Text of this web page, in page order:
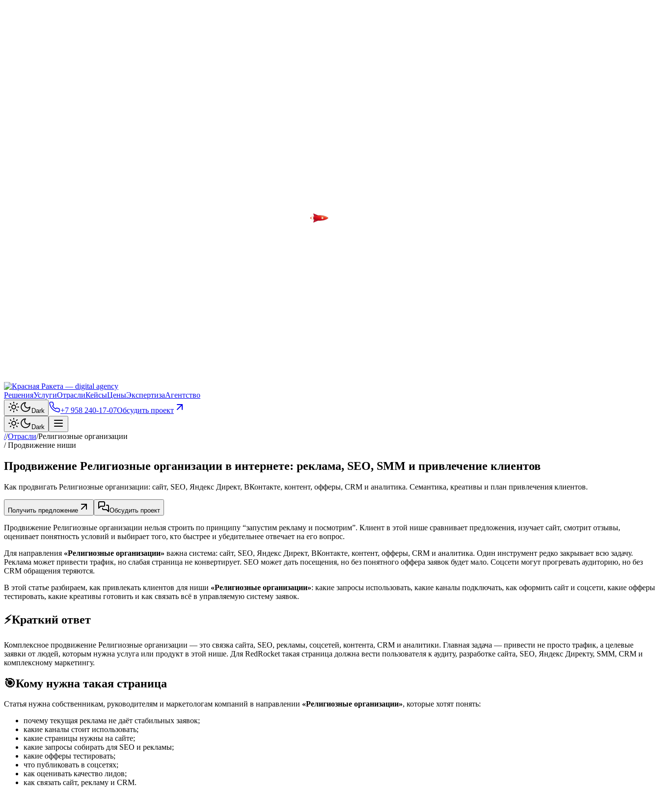
РешенияУслугиОтраслиКейсыЦеныЭкспертизаАгентство
Dark +7 958 240‑17‑07Обсудить проект
Dark
//Отрасли/Религиозные организации
/ Продвижение ниши
Продвижение Религиозные организации в интернете: реклама, SEO, SMM и привлечение клиентов
Как продвигать Религиозные организации: сайт, SEO, Яндекс Директ, ВКонтакте, контент, офферы, CRM и аналитика. Семантика, креативы и план привлечения клиентов.
Получить предложение Обсудить проект
Продвижение Религиозные организации нельзя строить по принципу “запустим рекламу и посмотрим”. Клиент в этой нише сравнивает предложения, изучает сайт, смотрит отзывы,
оценивает понятность условий и выбирает того, кто быстрее и убедительнее отвечает на его вопрос.
Для направления «Религиозные организации» важна система: сайт, SEO, Яндекс Директ, ВКонтакте, контент, офферы, CRM и аналитика. Один инструмент редко закрывает всю задачу.
Реклама может привести трафик, но слабая страница не конвертирует. SEO может дать посещения, но без понятного оффера заявок будет мало. Соцсети могут прогревать аудиторию, но без
CRM обращения теряются.
В этой статье разбираем, как привлекать клиентов для ниши «Религиозные организации»: какие запросы использовать, какие каналы подключать, как оформить сайт и соцсети, какие офферы
тестировать, какие креативы готовить и как связать всё в управляемую систему заявок.
⚡Краткий ответ
Комплексное продвижение Религиозные организации — это связка сайта, SEO, рекламы, соцсетей, контента, CRM и аналитики. Главная задача — привести не просто трафик, а целевые
заявки от людей, которым нужна услуга или продукт в этой нише. Для RedRocket такая страница должна вести пользователя к аудиту, разработке сайта, SEO, Яндекс Директу, SMM, CRM и
комплексному маркетингу.
🎯Кому нужна такая страница
Статья нужна собственникам, руководителям и маркетологам компаний в направлении «Религиозные организации», которые хотят понять:
почему текущая реклама не даёт стабильных заявок;
какие каналы стоит использовать;
какие страницы нужны на сайте;
какие запросы собирать для SEO и рекламы;
какие офферы тестировать;
что публиковать в соцсетях;
как оценивать качество лидов;
как связать сайт, рекламу и CRM.